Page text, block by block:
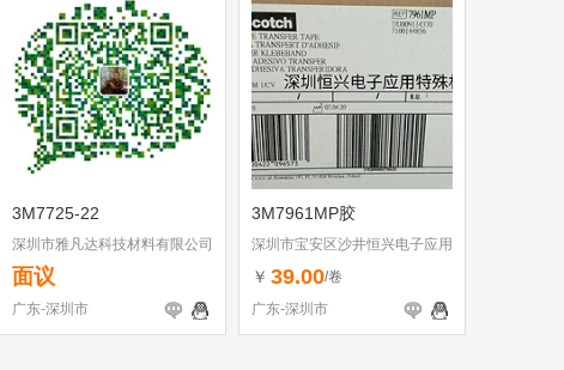
3M7725-22
深圳市雅凡达科技材料有限公司
面议
广东-深圳市
3M7961MP胶
深圳市宝安区沙井恒兴电子应用
材料行
￥ 39.00/卷
广东-深圳市